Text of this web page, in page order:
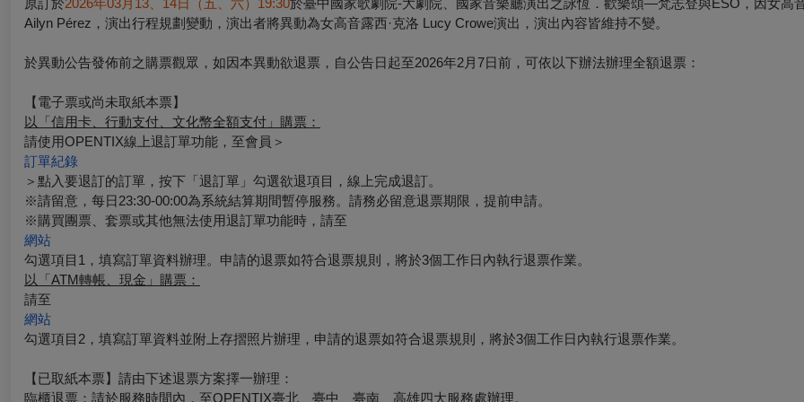
原訂於2026年03月13、14日（五、六）19:30於臺中國家歌劇院-大劇院、國家音樂廳演出之詠恆．歡樂頌—梵志登與ESO，因女高
Ailyn Pérez，演出行程規劃變動，演出者將異動為女高音露西·克洛 Lucy Crowe演出，演出內容皆維持不變。
於異動公告發佈前之購票觀眾，如因本異動欲退票，自公告日起至2026年2月7日前，可依以下辦法辦理全額退票：
【電子票或尚未取紙本票】
以「信用卡、行動支付、文化幣全額支付」購票：
請使用OPENTIX線上退訂單功能，至會員＞
訂單紀錄
＞點入要退訂的訂單，按下「退訂單」勾選欲退項目，線上完成退訂。
※請留意，每日23:30-00:00為系統結算期間暫停服務。請務必留意退票期限，提前申請。
※購買團票、套票或其他無法使用退訂單功能時，請至
網站
勾選項目1，填寫訂單資料辦理。申請的退票如符合退票規則，將於3個工作日內執行退票作業。
以「ATM轉帳、現金」購票：
請至
網站
勾選項目2，填寫訂單資料並附上存摺照片辦理，申請的退票如符合退票規則，將於3個工作日內執行退票作業。
【已取紙本票】 請由下述退票方案擇一辦理：
臨櫃退票 ：請於服務時間內，至OPENTIX臺北、臺中、臺南、高雄四大服務處辦理。